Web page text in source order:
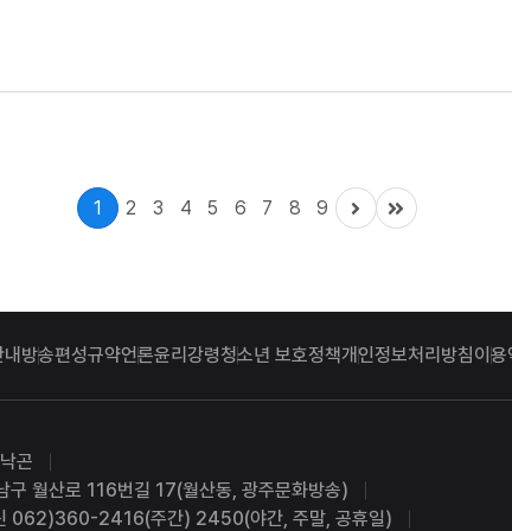
1 2 3 4 5 6 7 8 9
방송편성규약언론윤리강령청소년 보호정책개인정보처리방침이용
곤
월산로 116번길 17(월산동, 광주문화방송)
062)360-2416(주간) 2450(야간, 주말, 공휴일)